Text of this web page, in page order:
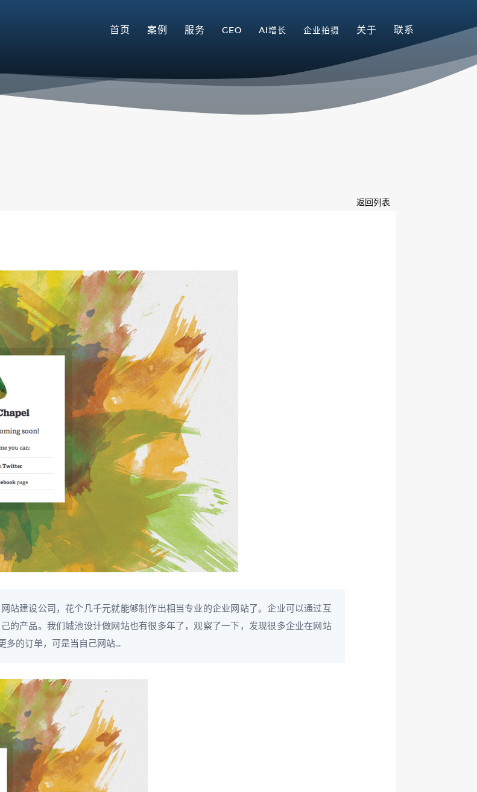
首页 案例 服务 GEO AI增长 企业拍摄 关于 联系
返回列表
站建设公司，花个几千元就能够制作出相当专业的企业网站了。企业可以通过互
的产品。我们城池设计做网站也有很多年了，观察了一下，发现很多企业在网站
多的订单，可是当自己网站...